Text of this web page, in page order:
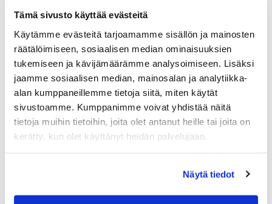
Tämä sivusto käyttää evästeitä
Käytämme evästeitä tarjoamamme sisällön ja mainosten
räätälöimiseen, sosiaalisen median ominaisuuksien
tukemiseen ja kävijämäärämme analysoimiseen. Lisäksi
jaamme sosiaalisen median, mainosalan ja analytiikka-
alan kumppaneillemme tietoja siitä, miten käytät
sivustoamme. Kumppanimme voivat yhdistää näitä
tietoja muihin tietoihin, joita olet antanut heille tai joita on
kerätty, kun olet käyttänyt heidän palvelujaan.
Näytä tiedot
Hinta
440€ + alv 10% / joukkue. Laskutetaan yritykseltä.
Sisältää pelit, aamupalan ja palkinnot
Palkinnot
Palkintona kahdelle parhaalle joukkueelle (2
henkilölle)
Majoitus Resort arvo 290 - 330 e / yö
http://vierumaki.fi/majoitukset/golf-resort-
lomahuoneistot/